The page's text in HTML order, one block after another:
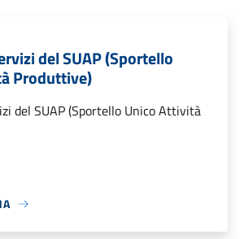
del SUAP (Sportello
Produttive)
del SUAP (Sportello Unico Attività